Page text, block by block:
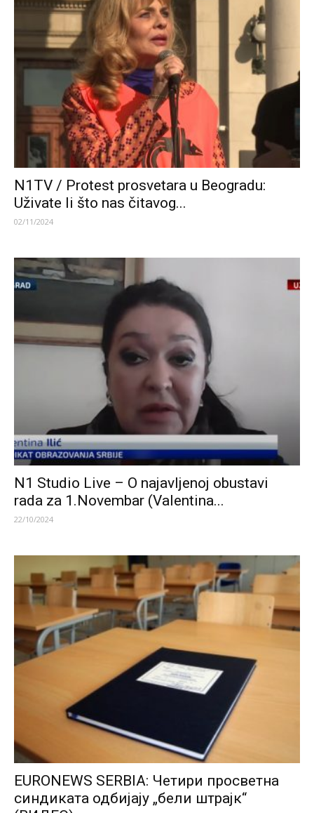
N1TV / Protest prosvetara u Beogradu:
Uživate li što nas čitavog...
02/11/2024
N1 Studio Live – O najavljenoj obustavi
rada za 1.Novembar (Valentina...
22/10/2024
EURONEWS SERBIA: Четири просветна
синдиката одбијају „бели штрајк“